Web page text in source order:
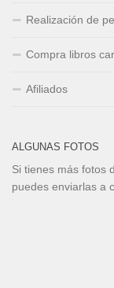
Realización de
Compra libros
Afiliados
ALGUNAS FOTOS
Si tienes más fotos
puedes enviarlas a